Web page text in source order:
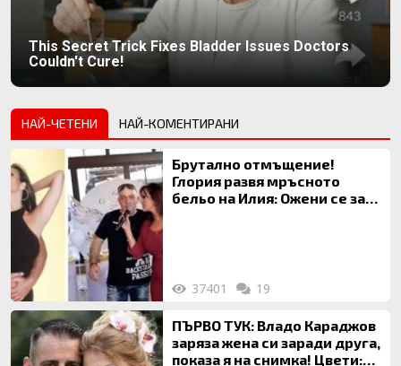
This Secret Trick Fixes Bladder Issues Doctors
Couldn't Cure!
НАЙ-ЧЕТЕНИ НАЙ-КОМЕНТИРАНИ
Брутално отмъщение!
Глория развя мръсното
бельо на Илия: Ожени се за
37401 19
ПЪРВО ТУК: Владо Караджов
заряза жена си заради друга,
показа я на снимка! Цвети: